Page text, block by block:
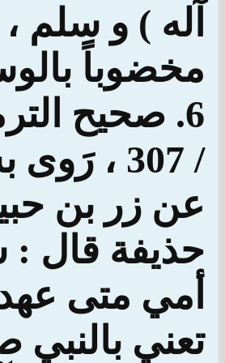
آله ) و سلم
مخضوباً
/ 307 ،
عن زر بن
حذيفة قال :
أمي متى
تعني بالنبي